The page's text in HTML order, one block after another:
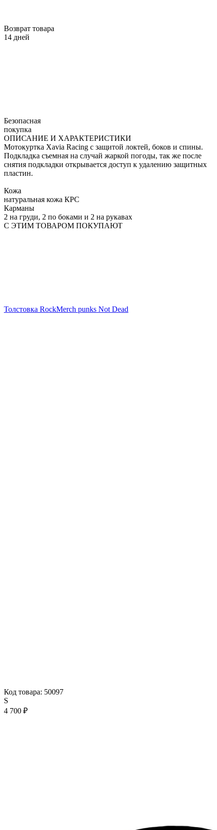
Возврат товара
14 дней
Безопасная
покупка
ОПИСАНИЕ И ХАРАКТЕРИСТИКИ
Мотокуртка Xavia Racing с защитой локтей, боков и спины.
Подкладка съемная на случай жаркой погоды, так же после
снятия подкладки открывается доступ к удалению защитных
пластин.
Кожа
натуральная кожа КРС
Карманы
2 на груди, 2 по боками и 2 на рукавах
С ЭТИМ ТОВАРОМ ПОКУПАЮТ
Толстовка RockMerch punks Not Dead
Код товара: 50097
S
4 700 ₽